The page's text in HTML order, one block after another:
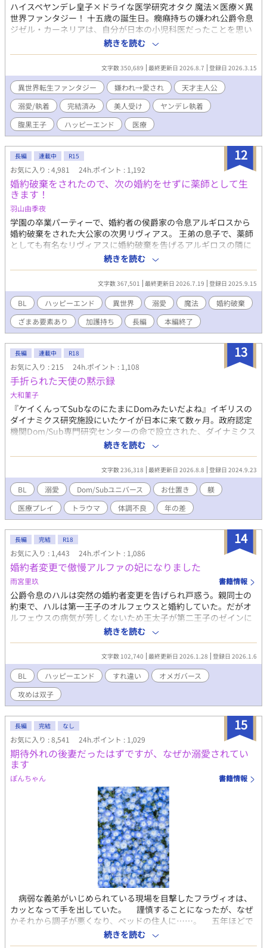
ハイスペヤンデレ皇子×ドライな医学研究オタク 魔法×医療×異
世界ファンタジー！ 十五歳の誕生日。癇癪持ちの嫌われ公爵令息
ジゼル・カーネリアは、自分が日本の小児科医だったことを思い
出す。 前世では大学病院で研究へ没頭し、過労の果てに死亡。そ
して転生した先は――横領、裏金、闇商売。数々の悪事で恐れら
れる“帝国最悪の貴族”カーネリア家だった。 家族にも使用人にも
腫れ物扱いされる厄介者。取り柄は美しい容姿だけ。いずれは厄
介払い同然に、どこかの貴族へ第二夫人として嫁がされる運命だ
った。 だがジゼルは、嫌われ者という立場を逆手に取り、自室へ
引きこもって治癒魔法研究を始める。その画期的な研究成果は、
やがて帝国中を巻き込み、多くの人々の運命を変えていく。 そし
てなぜか、彼へ異常な執着を向ける男たちまで現れ始めて……？
の隣で過ごしなさい」 「君が自由でいられるなら、僕はどうなっ
てもいい」 ジゼルを手に入れようと奔走する男達、教会の陰謀、
謎の感染症。前世の医学知識と治癒魔法を武器に、ジゼルは帝国
の医療と己の運命を変えていく。 【第二部】 帝国の常識を覆す事
件を解決し、第一皇子カイラスとの婚約も決まったジゼル。カー
ネリア家の名誉も回復し、ようやく平穏な日々が訪れる――はず
だった。 「忙しい！ とにかく時間がない！！」 診療所、アカデ
ミー、医療改革、研究、そして皇太子妃教育。カイラスとの甘い
婚約生活どころか、ゆっくり会う時間すらない。側妃の座を狙う
貴族たちの思惑や新聞社の誹謗中傷にも振り回され、慌ただしい
毎日を送っていた。 「すごーい、お仕事熱心なんですね。僕だっ
たらカイラス様より優先することなんてないけどな」 そんなな
か、「聖女の生まれ変わり」を名乗る美しい少年ルカ・アステル
が現れ、カイラスへ異常な執着を見せ始める。 そして海の向こう
では、一つの事件が静かに動き始めていた。 「これでお前は何者
でもない。窮屈な立場など捨てて俺の番になれ」 医療、政治、恋
愛、そして海を舞台にした新たな冒険。研究一筋の元小児科医
は、大切な人を守るため、再び帝国を揺るがす運命へ飛び込んで
いく。
続きを読む
文字数 350,689 最終更新日 2026.8.7 登録日 2026.3.15
異世界転生ファンタジー 嫌われ→愛され
天才主人公
溺愛/執着
完結済み 美人受け
ヤンデレ執着
腹黒王子
ハッピーエンド 医療
12
長編 連載中 R15
お気に入り : 4,981 24h.ポイント : 1,192
婚約破棄をされたので、次の婚約をせずに薬師として生
きます！
羽山由季夜
学園の卒業パーティーで、婚約者の侯爵家の令息アルギロスから
婚約破棄をされた大公家の次男リヴィアス。 王弟の息子で、薬師
としても有名なリヴィアスに婚約破棄を告げるアルギロスの隣に
は男爵家の令嬢モノリスがいた。 そのモノリスと共にアルギロス
は、リヴィアスが作った流行り病を治す薬を、本当に作ったのは
モノリスだと宣言する。 モノリスの嘘を信じ、断罪しようとする
アルギロスにリヴィアスは疲れてしまった。 「……もう、無理。
このままだと心が死ぬ」 そう感じたリヴィアスは婚約破棄を受け
入れ、一緒に参加していた兄と共にパーティー会場を後にした。
それからすぐに、王家の親戚の婚約を破棄した上に、嘘を宣言し
た侯爵家の令息と男爵家の令嬢は他の貴族や国民達から非難轟々
となるが、そんなことなど知らずに領地でリヴィアスは傷心を忘
れようと薬作りに勤しんでいた。 婚約破棄を聞きつけた隣国に住
む従兄弟が「傷心を癒やすために、しばらくウチに来る？」と軽
く誘われ、静養と称して隣国に行くことになったリヴィアス。 家
族や隣国で出会った優しい人達に心が癒やされ、今後は婚約せず
に、薬師として生きることを考え始める。 隣国で出会った人達の
中で、とても優しい人に徐々に惹かれていくが、その相手は王太
子で、重たい溺愛が待っていた。 ※リヴィアス視点寄りの三人称
視点です。時々、他のキャラクターの視点になります。 ご都合主
義な形ですが、男女どちらも結婚、妊娠が可能な世界です。 キリ
の良いところまでは毎日更新→キリの良いところまで行ったら毎
週更新に切り替わり予定です。 カクヨムさんやなろうさんでは別
作品を投稿していますが、アルファポリスさんでは初投稿な上
に、初めて書くジャンルです。 重たい溺愛と書いてますが、あま
り性描写はないと思われます(キスはあると思いますが……念の
為、R15にさせて頂きます) 何分、初めてのジャンルなので、お手
柔らかに、生暖かい目で読んで頂けると嬉しいです。 宜しくお願
い致します！
続きを読む
文字数 367,501 最終更新日 2026.7.19 登録日 2025.9.15
BL ハッピーエンド 異世界 溺愛 魔法
婚約破棄
ざまあ要素あり
加護持ち 長編 本編終了
13
長編 連載中 R18
お気に入り : 215 24h.ポイント : 1,108
手折られた天使の黙示録
大和菫子
『ケイくんってSubなのにたまにDomみたいだよね』イギリスの
ダイナミクス研究施設にいたケイが日本に来て数ヶ月。政府認定
機関Dom/Sub専門研究センターの命で設立された、ダイナミクス
科のある総合病院は2年前、付属の小児訓練施設「聖フィリア学
園」を立ち上げた。『ケイくんは特別だからね、この事は他の人
にバレちゃいけないんだよ。だから頑張ってコントロールしなき
ゃ』 学園では今日もお医者さんたちと思春期真っ只中の子供たち
が、濃厚でSっ気たっぷりな特殊プレイ中！Domのお医者さんと
Subの子供たちの日常の物語。 ※なんちゃって医療モノ。トラウ
マ表現あり。 Dom/Subユニバースにオリジナル設定あり。
続きを読む
文字数 236,318 最終更新日 2026.8.8 登録日 2024.9.23
BL 溺愛 Dom/Subユニバース お仕置き
躾
医療プレイ
トラウマ 体調不良 年の差
14
長編 完結 R18
お気に入り : 1,443 24h.ポイント : 1,086
婚約者変更で傲慢アルファの妃になりました
雨宮里玖 書籍情報
公爵令息のハルは突然の婚約者変更を告げられ戸惑う。親同士の
約束で、ハルは第一王子のオルフェウスと婚約していた。だがオ
ルフェウスの病気が芳しくないため王太子が第二王子のゼインに
変更となり、それに伴ってハルの婚約者も変更になったのだ。 昔
は一緒に仲良く遊んだはずなのに、無愛想で冷たいゼインはハル
のことを嫌っている。穏やかで優しいオルフェウスから、冷酷な
ゼインに婚約者が変わると聞いてハルは涙する。それでも家のた
めに役に立ちたい、王太子妃としてゼインを一途に愛し、尽くし
たいと運命を受け入れる覚悟をする。 婚礼式のときからハルに冷
たく傲慢な態度のゼイン。ハルは負けじと王太子妃としての役割
を果たすべくゼインに迫る。初夜のとき「抱いてください」とゼ
インに色仕掛けをするが「お前を抱く気はない」とゼインに一蹴
されてしまう——。
続きを読む
文字数 102,740 最終更新日 2026.1.28 登録日 2026.1.6
BL ハッピーエンド すれ違い
オメガバース
攻めは双子
15
長編 完結 なし
お気に入り : 8,541 24h.ポイント : 1,029
期待外れの後妻だったはずですが、なぜか溺愛されてい
ます
ぽんちゃん 書籍情報
病弱な義弟がいじめられている現場を目撃したフラヴィオは、
カッとなって手を出していた。 謹慎することになったが、なぜ
かそれから調子が悪くなり、ベッドの住人に……。 五年ほどで
体調が回復したものの、その間にとんでもない噂を流されてい
た。 剣の腕を磨いていた異母弟ミゲルが、学園の剣術大会で優
続きを読む